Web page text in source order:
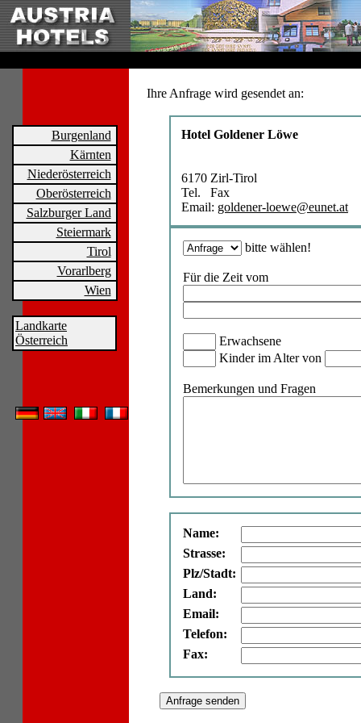
Burgenland
Kärnten
Niederösterreich
Oberösterreich
Salzburger Land
Steiermark
Tirol
Vorarlberg
Wien
Landkarte
Österreich
Ihre Anfrage wird gesendet an:
Hotel Goldener Löwe
6170 Zirl-Tirol
Tel. Fax
Email: goldener-loewe@eunet.at
bitte wählen!
Für die Zeit vom
Erwachsene
Kinder im Alter von
Bemerkungen und Fragen
Name:
Strasse:
Plz/Stadt:
Land:
Email:
Telefon:
Fax: